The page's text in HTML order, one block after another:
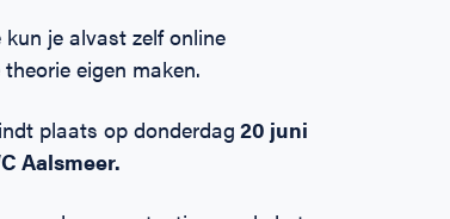
je alvast zelf online
eigen maken.
plaats op donderdag 20 juni
Aalsmeer.